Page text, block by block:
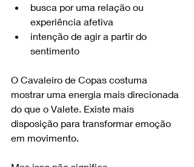
busca por uma relação ou
experiência afetiva
intenção de agir a partir do
sentimento
O Cavaleiro de Copas costuma
mostrar uma energia mais direcionada
do que o Valete. Existe mais
disposição para transformar emoção
em movimento.